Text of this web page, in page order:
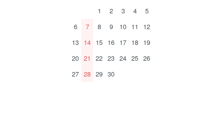
1
2 3 4
5
6
7 8 9 10 11
12
13 14 15 16 17 18 19
20 21 22 23 24 25 26
27 28 29 30